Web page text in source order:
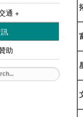
通 +
助